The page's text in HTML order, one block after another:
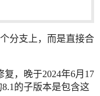
分支上，而是直接合
，晚于2024年6月17
的子版本是包含这